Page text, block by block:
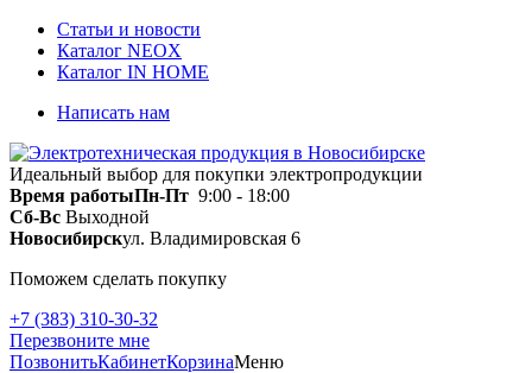
Статьи и новости
Каталог NEOX
Каталог IN HOME
Написать нам
Идеальный выбор для покупки электропродукции
Время работыПн-Пт 9:00 - 18:00
Сб-Вс Выходной
Новосибирскул. Владимировская 6
Поможем сделать покупку
+7 (383) 310-30-32
Перезвоните мне
ПозвонитьКабинетКорзинаМеню